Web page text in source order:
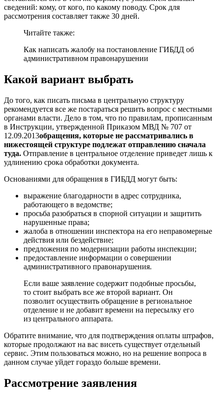
сведений: кому, от кого, по какому поводу. Срок для
рассмотрения составляет также 30 дней.
Читайте также:
Как написать жалобу на постановление ГИБДД об
административном правонарушении
Какой вариант выбрать
До того, как писать письма в центральную структуру
рекомендуется все же постараться решить вопрос с местными
органами власти. Дело в том, что по правилам, прописанным
в Инструкции, утвержденной Приказом МВД № 707 от
12.09.2013обращения, которые не рассматривались в
нижестоящей структуре подлежат отправлению сначала
туда. Отправление в центральное отделение приведет лишь к
удлинению срока обработки документа.
Основаниями для обращения в ГИБДД могут быть:
выражение благодарности в адрес сотрудника,
работающего в ведомстве;
просьба разобраться в спорной ситуации и защитить
нарушенные права;
жалоба в отношении инспектора на его неправомерные
действия или бездействие;
предложения по модернизации работы инспекции;
предоставление информации о совершении
административного правонарушения.
Если ваше заявление содержит подобные просьбы,
то стоит выбрать все же второй вариант. Он
позволит осуществить обращение в региональное
отделение и не добавит времени на пересылку его
из центрального аппарата.
Обратите внимание, что для подтверждения оплаты штрафов,
которые продолжают на вас висеть существует отдельный
сервис. Этим пользоваться можно, но на решение вопроса в
данном случае уйдет гораздо больше времени.
Рассмотрение заявления